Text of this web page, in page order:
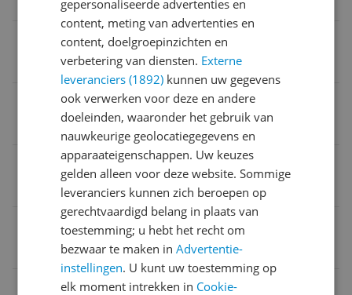
Capaciteit verwarmen
Automatisch uitschakelen
Inhoud
Capaciteit opschuimen
gepersonaliseerde advertenties en
content, meting van advertenties en
content, doelgroepinzichten en
verbetering van diensten. Externe
leveranciers (1892) kunnen uw gegevens
ook verwerken voor deze en andere
doeleinden, waaronder het gebruik van
nauwkeurige geolocatiegegevens en
apparaateigenschappen. Uw keuzes
gelden alleen voor deze website. Sommige
leveranciers kunnen zich beroepen op
gerechtvaardigd belang in plaats van
toestemming; u hebt het recht om
bezwaar te maken inAdvertentie-
instellingen. U kunt uw toestemming op
elk moment intrekken in Cookie-